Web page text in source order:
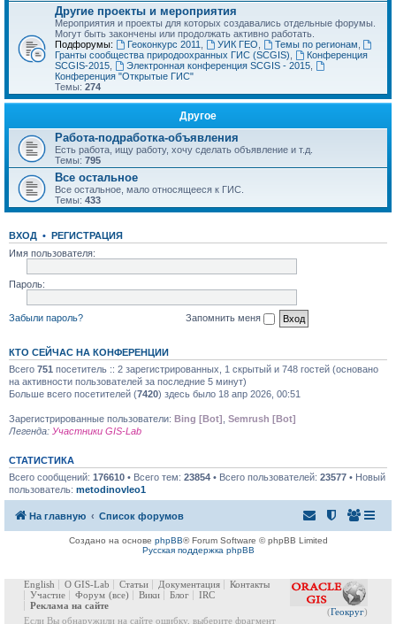
Другие проекты и мероприятия
Мероприятия и проекты для которых создавались отдельные форумы.
Могут быть закончены или продолжать активно работать.
Подфорумы:
Геоконкурс 2011 УИК ГЕО Темы по регионам
Гранты сообщества природоохранных ГИС (SCGIS)
Конференция
SCGIS-2015
Электронная конференция SCGIS - 2015,
Конференция "Открытые ГИС"
Темы: 274
Другое
Работа-подработка-объявления
Есть работа, ищу работу, хочу сделать объявление и т.д.
Темы: 795
Все остальное
Все остальное, мало относящееся к ГИС.
Темы: 433
ВХОД • РЕГИСТРАЦИЯ
Имя пользователя:
Пароль:
Забыли пароль? Запомнить меня
КТО СЕЙЧАС НА КОНФЕРЕНЦИИ
Всего 751 посетитель :: 2 зарегистрированных, 1 скрытый и 748 гостей (основано
на активности пользователей за последние 5 минут)
Больше всего посетителей (7420) здесь было 18 апр 2026, 00:51
Зарегистрированные пользователи: Bing [Bot] Semrush [Bot]
Легенда: Участники GIS-Lab
СТАТИСТИКА
Всего сообщений: 176610 • Всего тем: 23854 • Всего пользователей: 23577 • Новый
пользователь: metodinovleo1
На главную Список форумов
Создано на основе phpBB® Forum Software © phpBB Limited
Русская поддержка phpBB
(Геокруг)
English О GIS-Lab Статьи Документация
Контакты
Участие
Форум (все) Вики Блог
IRC
Реклама на сайте
Если Вы обнаружили на сайте ошибку, выберите фрагмент